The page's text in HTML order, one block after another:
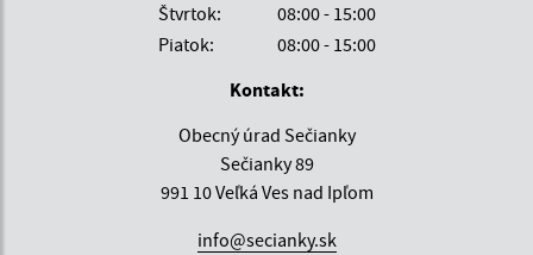
Štvrtok:
08:00 - 15:00
Piatok:
08:00 - 15:00
Kontakt:
Obecný úrad Sečianky
Sečianky 89
991 10 Veľká Ves nad Ipľom
info@secianky.sk